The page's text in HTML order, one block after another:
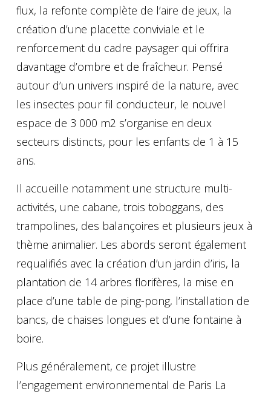
flux, la refonte complète de l’aire de jeux, la
création d’une placette conviviale et le
renforcement du cadre paysager qui offrira
davantage d’ombre et de fraîcheur. Pensé
autour d’un univers inspiré de la nature, avec
les insectes pour fil conducteur, le nouvel
espace de 3 000 m2 s’organise en deux
secteurs distincts, pour les enfants de 1 à 15
ans.
Il accueille notamment une structure multi-
activités, une cabane, trois toboggans, des
trampolines, des balançoires et plusieurs jeux à
thème animalier. Les abords seront également
requalifiés avec la création d’un jardin d’iris, la
plantation de 14 arbres florifères, la mise en
place d’une table de ping-pong, l’installation de
bancs, de chaises longues et d’une fontaine à
boire.
Plus généralement, ce projet illustre
l’engagement environnemental de Paris La